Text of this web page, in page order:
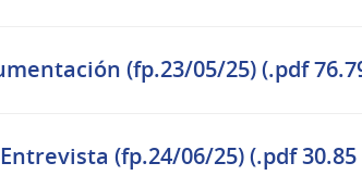
(fp.23/05/25) (.pdf
(fp.24/06/25) (.pdf 30.85